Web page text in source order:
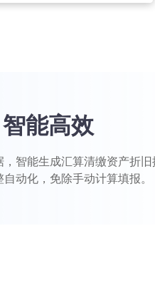
能高效
智能生成汇算清缴资产折旧
动化，免除手动计算填报。